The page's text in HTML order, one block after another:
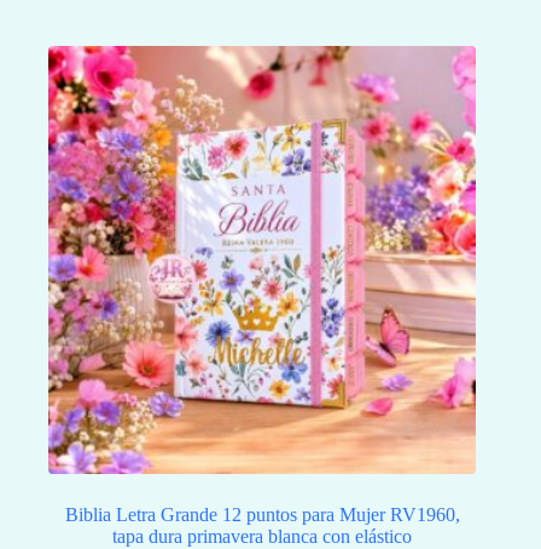
Biblia Letra Grande 12 puntos para Mujer RV1960,
tapa dura primavera blanca con elástico